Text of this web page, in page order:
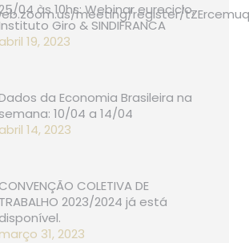
04 às 10hs: Webinar eureciclo,
Giro & SINDIFRANCA
abril 19, 2023
da Economia Brasileira na
semana: 10/04 a 14/04
abril 14, 2023
CONVENÇÃO COLETIVA DE
TRABALHO 2023/2024 já está
disponível.
março 31, 2023